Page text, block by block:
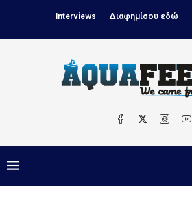
Interviews Διαφημίσου εδώ